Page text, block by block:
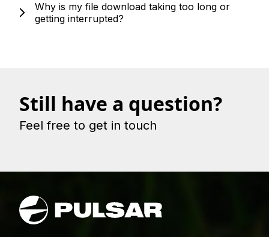
Why is my file download taking too long or
getting interrupted?
Still have a question?
Feel free to get in touch